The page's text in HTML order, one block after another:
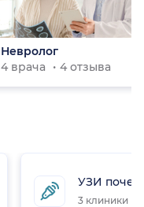
Невролог
4 врача
4 отзыва
УЗИ почек
3 клиники